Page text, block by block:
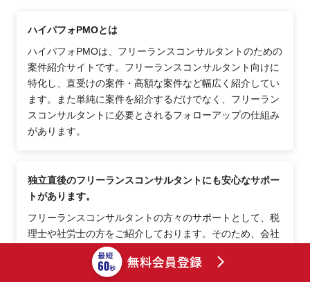
ハイパフォPMOとは
ハイパフォPMOは、フリーランスコンサルタントのための
案件紹介サイトです。フリーランスコンサルタント向けに
特化し、直受けの案件・高額な案件など幅広く紹介してい
ます。また単純に案件を紹介するだけでなく、フリーラン
スコンサルタントに必要とされるフォローアップの仕組み
があります。
独立直後のフリーランスコンサルタントにも安心なサポー
トがあります。
フリーランスコンサルタントの方々のサポートとして、税
理士や社労士の方をご紹介しております。そのため、会社
員からフリーランスコンサルタントになった直後でも安心
できるポイントが多数あります。その他、士業の方へ相談